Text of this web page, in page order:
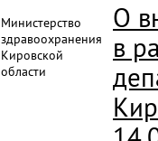
Министерство
здравоохранения
Кировской
области
О
в